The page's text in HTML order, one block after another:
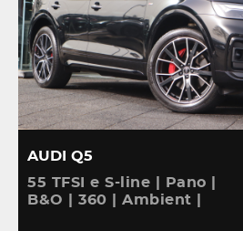
AUDI Q5
55 TFSI e S-line | Pano |
B&O | 360 | Ambient |